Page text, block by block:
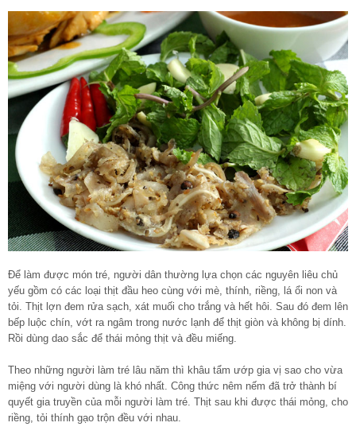
Để làm được món tré, người dân thường lựa chọn các nguyên liêu chủ
yếu gồm có các loại thịt đầu heo cùng với mè, thính, riềng, lá ổi non và
tỏi. Thịt lợn đem rửa sạch, xát muối cho trắng và hết hôi. Sau đó đem lên
bếp luộc chín, vớt ra ngâm trong nước lạnh để thịt giòn và không bị dính.
Rồi dùng dao sắc để thái mỏng thịt và đều miếng.
Theo những người làm tré lâu năm thì khâu tẩm ướp gia vị sao cho vừa
miệng với người dùng là khó nhất. Công thức nêm nếm đã trở thành bí
quyết gia truyền của mỗi người làm tré. Thịt sau khi được thái mỏng, cho
riềng, tỏi thính gạo trộn đều với nhau.